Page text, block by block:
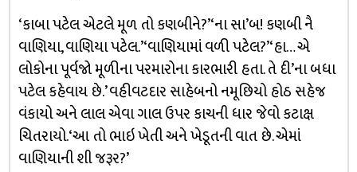
‘કાબા પટેલ એટલે મૂળ તો કણબીને?’ ‘ના સા’બ! કણબી નૈ
વાણિયા, વાણિયા પટેલ.’ ‘વાણિયામાં વળી પટેલ?’ ‘હા… એ
લોકોના પૂર્વજો મૂળીના પરમારોના કારભારી હતા. તે દી’ના બધા
પટેલ કહેવાય છે.’ વહીવટદાર સાહેબનો નમૂછિયો હોઠ સહેજ
વંકાયો અને લાલ એવા ગાલ ઉપર કાચની ધાર જેવો કટાક્ષ
ચિતરાયો. ‘આ તો ભાઇ ખેતી અને ખેડૂતની વાત છે. એમાં
વાણિયાની શી જરૂર?’